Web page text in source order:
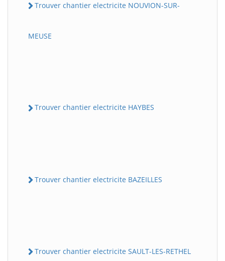
Trouver chantier electricite NOUVION-SUR-
MEUSE
Trouver chantier electricite HAYBES
Trouver chantier electricite BAZEILLES
Trouver chantier electricite SAULT-LES-RETHEL